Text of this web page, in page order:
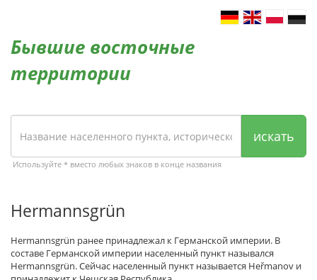
Бывшие восточные
территории
искать
Используйте * вместо любых знаков в конце названия
Hermannsgrün
Hermannsgrün ранее принадлежал к Германской империи. В
составе Германской империи населенный пункт назывался
Hermannsgrün. Сейчас населенный пункт называется Heřmanov и